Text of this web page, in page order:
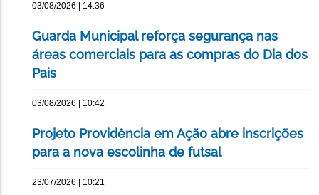
03/08/2026 | 14:36
Guarda Municipal reforça segurança nas
áreas comerciais para as compras do Dia dos
Pais
03/08/2026 | 10:42
Projeto Providência em Ação abre inscrições
para a nova escolinha de futsal
23/07/2026 | 10:21